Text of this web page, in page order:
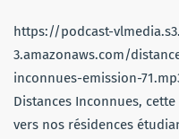
https://podcast-
3.amazonaws.com/
inconnues-emission-
Distances Inconnues,
vers nos résidences